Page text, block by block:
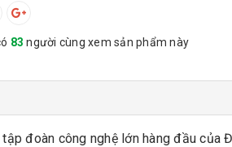
83 người cùng xem sản phẩm này
đoàn công nghệ lớn hàng đầu của